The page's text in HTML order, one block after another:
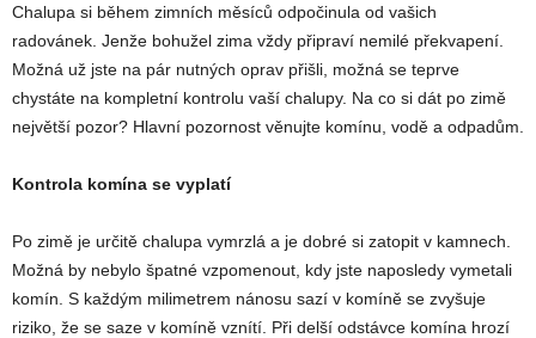
Chalupa si během zimních měsíců odpočinula od vašich
radovánek. Jenže bohužel zima vždy připraví nemilé překvapení.
Možná už jste na pár nutných oprav přišli, možná se teprve
chystáte na kompletní kontrolu vaší chalupy. Na co si dát po zimě
největší pozor? Hlavní pozornost věnujte komínu, vodě a odpadům.
Kontrola komína se vyplatí
Po zimě je určitě chalupa vymrzlá a je dobré si zatopit v kamnech.
Možná by nebylo špatné vzpomenout, kdy jste naposledy vymetali
komín. S každým milimetrem nánosu sazí v komíně se zvyšuje
riziko, že se saze v komíně vznítí. Při delší odstávce komína hrozí